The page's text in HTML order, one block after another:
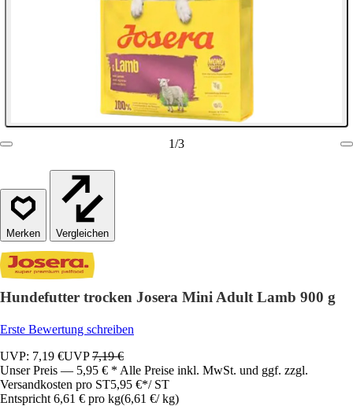
1/3
Vergleichen
Hundefutter trocken Josera Mini Adult Lamb 900 g
Erste Bewertung schreiben
UVP: 7,19 €UVP7,19 €
Unser Preis — 5,95 € * Alle Preise inkl. MwSt. und ggf. zzgl.
Versandkosten pro ST5,95 €*/ ST
Entspricht 6,61 € pro kg(6,61 €/ kg)